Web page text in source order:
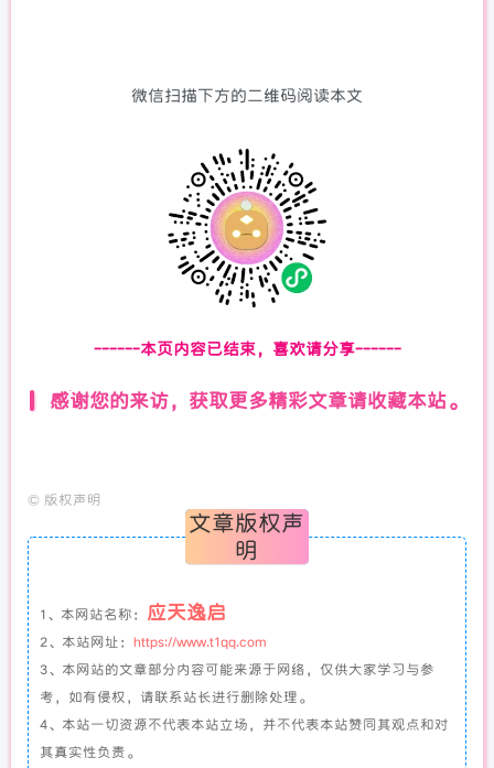
微信扫描下方的二维码阅读本文
------本页内容已结束，喜欢请分享------
感谢您的来访，获取更多精彩文章请收藏本站。
© 版权声明
文章版权声
明
1、本网站名称： 应天逸启
2、本站网址： https://www.t1qq.com
3、本网站的文章部分内容可能来源于网络，仅供大家学习与参
考，如有侵权，请联系站长进行删除处理。
4、本站一切资源不代表本站立场，并不代表本站赞同其观点和对
其真实性负责。